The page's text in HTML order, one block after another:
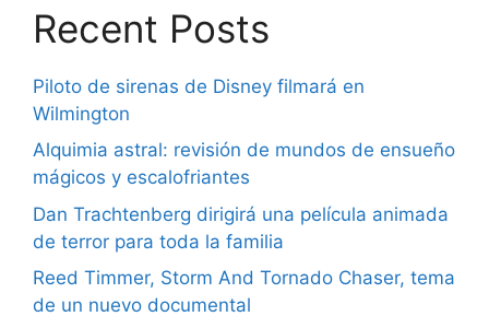
Recent Posts
Piloto de sirenas de Disney filmará en
Wilmington
Alquimia astral: revisión de mundos de ensueño
mágicos y escalofriantes
Dan Trachtenberg dirigirá una película animada
de terror para toda la familia
Reed Timmer, Storm And Tornado Chaser, tema
de un nuevo documental